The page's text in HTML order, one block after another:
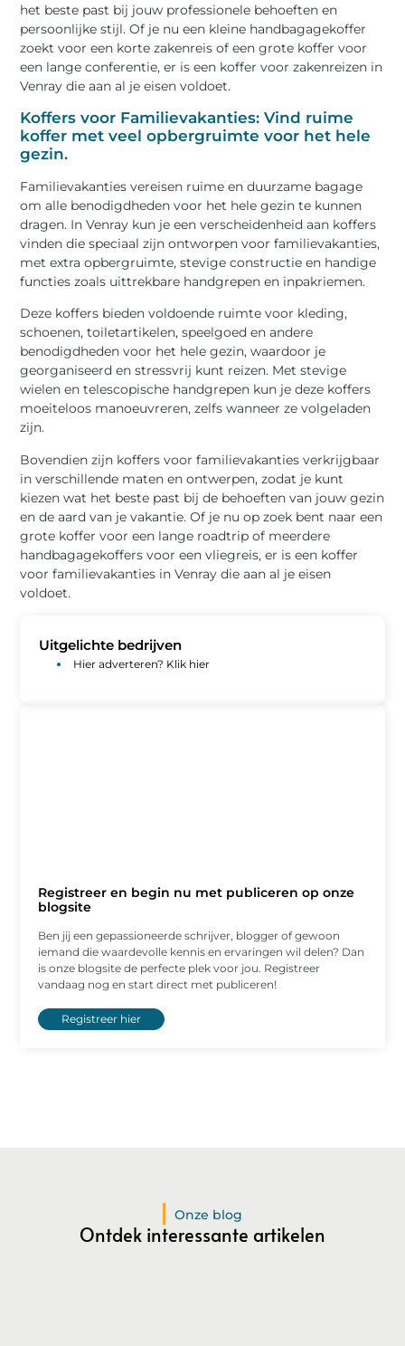
het beste past bij jouw professionele behoeften en
persoonlijke stijl. Of je nu een kleine handbagagekoffer
zoekt voor een korte zakenreis of een grote koffer voor
een lange conferentie, er is een koffer voor zakenreizen in
Venray die aan al je eisen voldoet.
Koffers voor Familievakanties: Vind ruime
koffer met veel opbergruimte voor het hele
gezin.
Familievakanties vereisen ruime en duurzame bagage
om alle benodigdheden voor het hele gezin te kunnen
dragen. In Venray kun je een verscheidenheid aan koffers
vinden die speciaal zijn ontworpen voor familievakanties,
met extra opbergruimte, stevige constructie en handige
functies zoals uittrekbare handgrepen en inpakriemen.
Deze koffers bieden voldoende ruimte voor kleding,
schoenen, toiletartikelen, speelgoed en andere
benodigdheden voor het hele gezin, waardoor je
georganiseerd en stressvrij kunt reizen. Met stevige
wielen en telescopische handgrepen kun je deze koffers
moeiteloos manoeuvreren, zelfs wanneer ze volgeladen
zijn.
Bovendien zijn koffers voor familievakanties verkrijgbaar
in verschillende maten en ontwerpen, zodat je kunt
kiezen wat het beste past bij de behoeften van jouw gezin
en de aard van je vakantie. Of je nu op zoek bent naar een
grote koffer voor een lange roadtrip of meerdere
handbagagekoffers voor een vliegreis, er is een koffer
voor familievakanties in Venray die aan al je eisen
voldoet.
Uitgelichte bedrijven
Hier adverteren? Klik hier
Registreer en begin nu met publiceren op onze
blogsite
Ben jij een gepassioneerde schrijver, blogger of gewoon
iemand die waardevolle kennis en ervaringen wil delen? Dan
is onze blogsite de perfecte plek voor jou. Registreer
vandaag nog en start direct met publiceren!
Registreer hier
Onze blog
Ontdek interessante artikelen